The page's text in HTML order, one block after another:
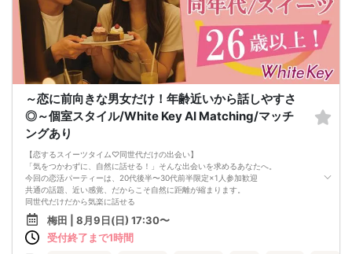
次回からの当イベントへのご参加をお断りさせていただくことがございます。
※遅刻される場合は必ずお電話でお知らせ下さい。
※途中退室はできませんので予めご了承下さい。
やむを得ず途中退室をされる場合は、お一人につき1,000円いただきます。
～恋に前向きな男女だけ！年齢近いから話しやすさ
◎～個室スタイル/White Key AI Matching/マッチ
ングあり
【恋するスイーツタイム♡同世代だけの出会い】
「気をつかわずに、自然に話せる！」そんな出会いを求めるあなたへ。
今回の恋活パーティーは、20代後半〜30代前半限定×1人参加歓迎
共通の話題、近い感覚、だからこそ自然に距離が縮まります。
同世代だけだから気楽に話せる
スイーツ付きでほっと一息の雰囲気
1人参加同士が多いから安心
「友達から始まる恋」が自然に生まれる空間
梅田 | 8月9日(日) 17:30〜
受付終了まで1時間